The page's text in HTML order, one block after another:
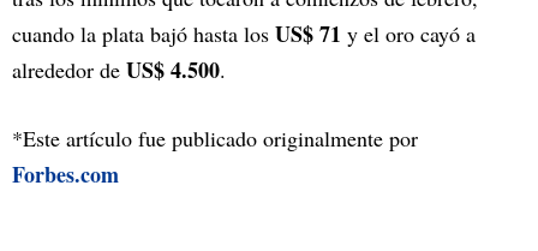
cuando la plata bajó hasta los US$ 71 y el oro cayó a
alrededor de US$ 4.500.
*Este artículo fue publicado originalmente por
Forbes.com